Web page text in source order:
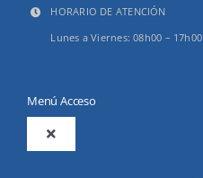
HORARIO DE ATENCIÓN
Lunes a Viernes: 08h00 – 17h00
Menú Acceso
Toggle